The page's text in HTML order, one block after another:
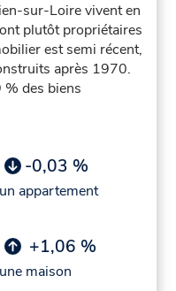
sur-Loire vivent en
plutôt propriétaires
est semi récent,
après 1970.
des biens
-0,03 %
appartement
+1,06 %
maison